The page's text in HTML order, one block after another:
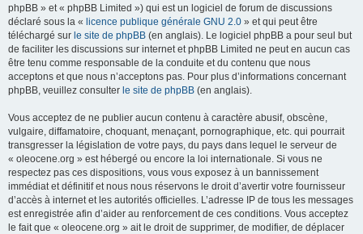
phpBB » et « phpBB Limited ») qui est un logiciel de forum de discussions
déclaré sous la « licence publique générale GNU 2.0 » et qui peut être
téléchargé sur le site de phpBB (en anglais). Le logiciel phpBB a pour seul but
de faciliter les discussions sur internet et phpBB Limited ne peut en aucun cas
être tenu comme responsable de la conduite et du contenu que nous
acceptons et que nous n’acceptons pas. Pour plus d’informations concernant
phpBB, veuillez consulter le site de phpBB (en anglais).
Vous acceptez de ne publier aucun contenu à caractère abusif, obscène,
vulgaire, diffamatoire, choquant, menaçant, pornographique, etc. qui pourrait
transgresser la législation de votre pays, du pays dans lequel le serveur de
« oleocene.org » est hébergé ou encore la loi internationale. Si vous ne
respectez pas ces dispositions, vous vous exposez à un bannissement
immédiat et définitif et nous nous réservons le droit d’avertir votre fournisseur
d’accès à internet et les autorités officielles. L’adresse IP de tous les messages
est enregistrée afin d’aider au renforcement de ces conditions. Vous acceptez
le fait que « oleocene.org » ait le droit de supprimer, de modifier, de déplacer